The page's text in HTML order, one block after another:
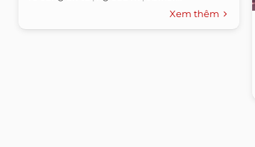
Xem thêm